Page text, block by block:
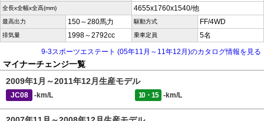
全長x全幅x全高(mm) 4655x1760x1540/他
最高出力 150～280馬力 駆動方式 FF/4WD
排気量 1998～2792cc 乗車定員
5名
9-3スポーツエステート (05年11月～11年12月)のカタログ情報を見る
マイナーチェンジ一覧
2009年1月～2011年12月生産モデル
JC08 -km/L 10・15 -km/L